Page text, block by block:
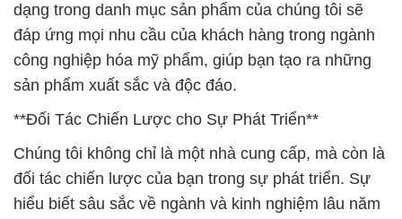
dạng trong danh mục sản phẩm của chúng tôi sẽ
đáp ứng mọi nhu cầu của khách hàng trong ngành
công nghiệp hóa mỹ phẩm, giúp bạn tạo ra những
sản phẩm xuất sắc và độc đáo.
**Đối Tác Chiến Lược cho Sự Phát Triển**
Chúng tôi không chỉ là một nhà cung cấp, mà còn là
đối tác chiến lược của bạn trong sự phát triển. Sự
hiểu biết sâu sắc về ngành và kinh nghiệm lâu năm